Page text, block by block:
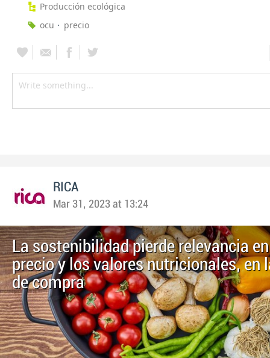
Producción ecológica
ocu
precio
RICA
Mar 31, 2023 at 13:24
La sostenibilidad pierde relevancia
precio y los valores nutricionales, en
de compra